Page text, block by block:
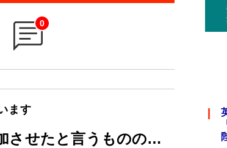
0
ます
させたと言うものの…